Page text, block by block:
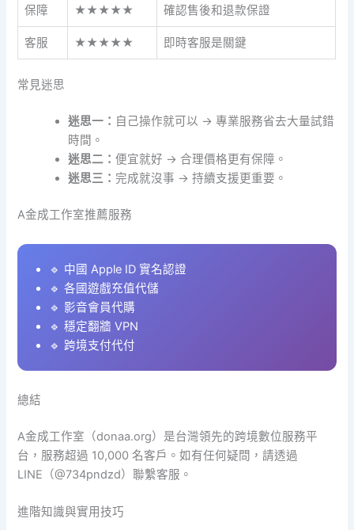
保障 ★★★★★ 確認售後和退款保證
客服 ★★★★★ 即時客服是關鍵
常見迷思
迷思一： 自己操作就可以 → 專業服務省去大量試錯
時間。
迷思二：便宜就好 → 合理價格更有保障。
迷思三： 完成就沒事 → 持續支援更重要。
A金成工作室推薦服務
🔹 中國 Apple ID 實名認證
🔹 各國遊戲充值代儲
🔹 影音會員代購
🔹 穩定翻牆 VPN
🔹 跨境支付代付
總結
A金成工作室（donaa.org）是台灣領先的跨境數位服務平
台，服務超過 10,000 名客戶。如有任何疑問，請透過
LINE（@734pndzd）聯繫客服。
進階知識與實用技巧